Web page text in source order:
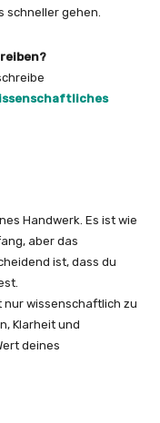
schneller gehen.
Handwerk. Es ist wie
aber das
ist, dass du
nur wissenschaftlich zu
Klarheit und
deines